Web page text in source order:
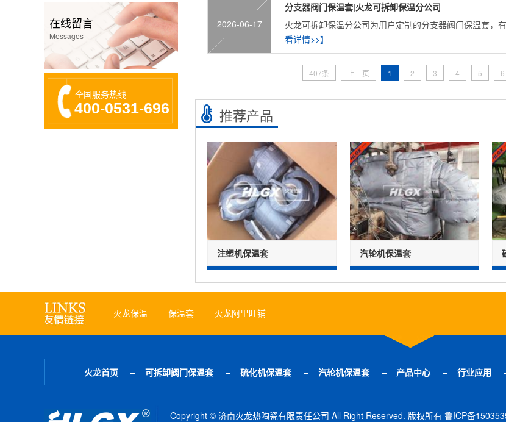
在线留言
Messages
全国服务热线
400-0531-696
2026-06-17
分支器阀门保温套|火龙可拆卸保温分公司
火龙可拆卸保温分公司为用户定制的分支器阀门保温套，
看详情>>】
407条 上一页 1 2 3 4 5 6
推荐产品
注塑机保温套 汽轮机保温套
火龙保温 保温套 火龙阿里旺铺
火龙首页 可拆卸阀门保温套 硫化机保温套 汽轮机保温套 产品中心 行业应用
Copyright © 济南火龙热陶瓷有限责任公司 All Right Reserved. 版权所有 鲁ICP备